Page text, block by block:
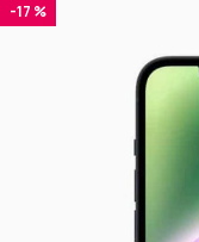
-17 %